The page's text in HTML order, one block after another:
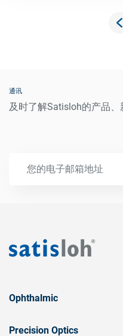
通讯
及时了解Satisloh的产品
Ophthalmic
Precision Optics